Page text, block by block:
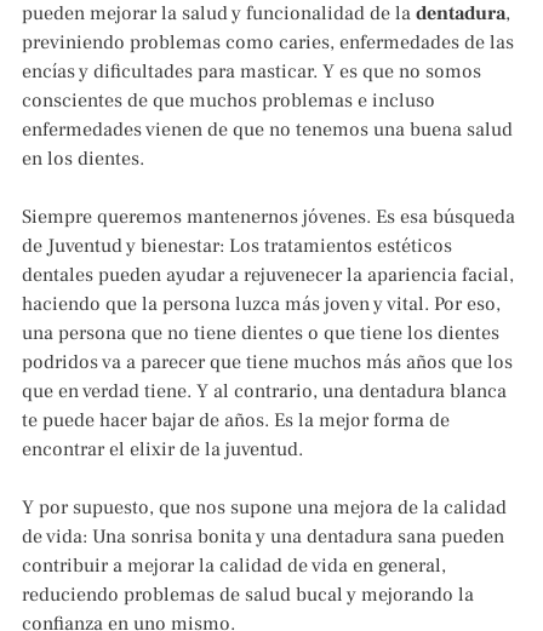
pueden mejorar la salud y funcionalidad de la dentadura,
previniendo problemas como caries, enfermedades de las
encías y dificultades para masticar. Y es que no somos
conscientes de que muchos problemas e incluso
enfermedades vienen de que no tenemos una buena salud
en los dientes.
Siempre queremos mantenernos jóvenes. Es esa búsqueda
de Juventud y bienestar: Los tratamientos estéticos
dentales pueden ayudar a rejuvenecer la apariencia facial,
haciendo que la persona luzca más joven y vital. Por eso,
una persona que no tiene dientes o que tiene los dientes
podridos va a parecer que tiene muchos más años que los
que en verdad tiene. Y al contrario, una dentadura blanca
te puede hacer bajar de años. Es la mejor forma de
encontrar el elixir de la juventud.
Y por supuesto, que nos supone una mejora de la calidad
de vida: Una sonrisa bonita y una dentadura sana pueden
contribuir a mejorar la calidad de vida en general,
reduciendo problemas de salud bucal y mejorando la
confianza en uno mismo.